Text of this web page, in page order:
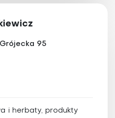
95
i herbaty, produkty